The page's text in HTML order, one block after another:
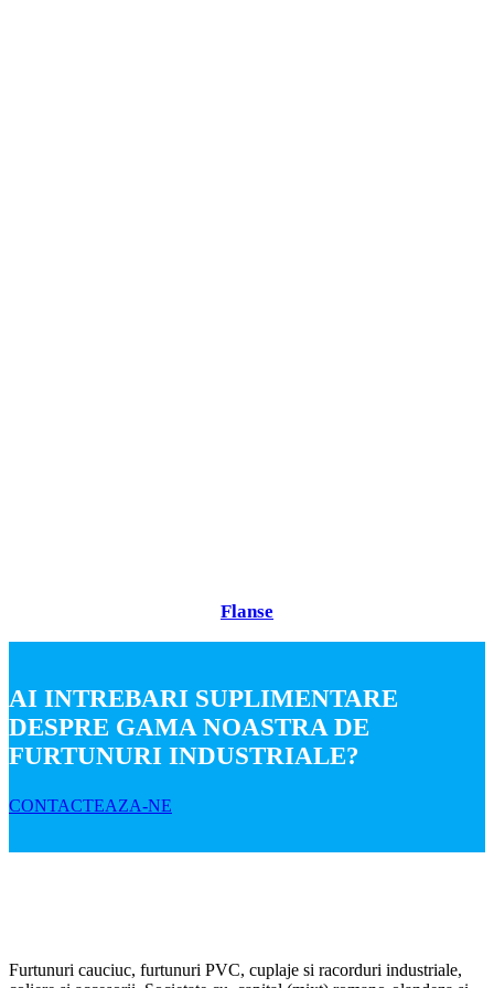
Flanse
AI INTREBARI SUPLIMENTARE
DESPRE GAMA NOASTRA DE
FURTUNURI INDUSTRIALE?
CONTACTEAZA-NE
Furtunuri cauciuc, furtunuri PVC, cuplaje si racorduri industriale,